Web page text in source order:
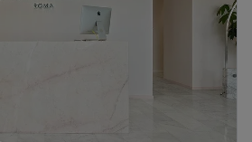
dove eleganza e professionalità si
unica. Lasciati